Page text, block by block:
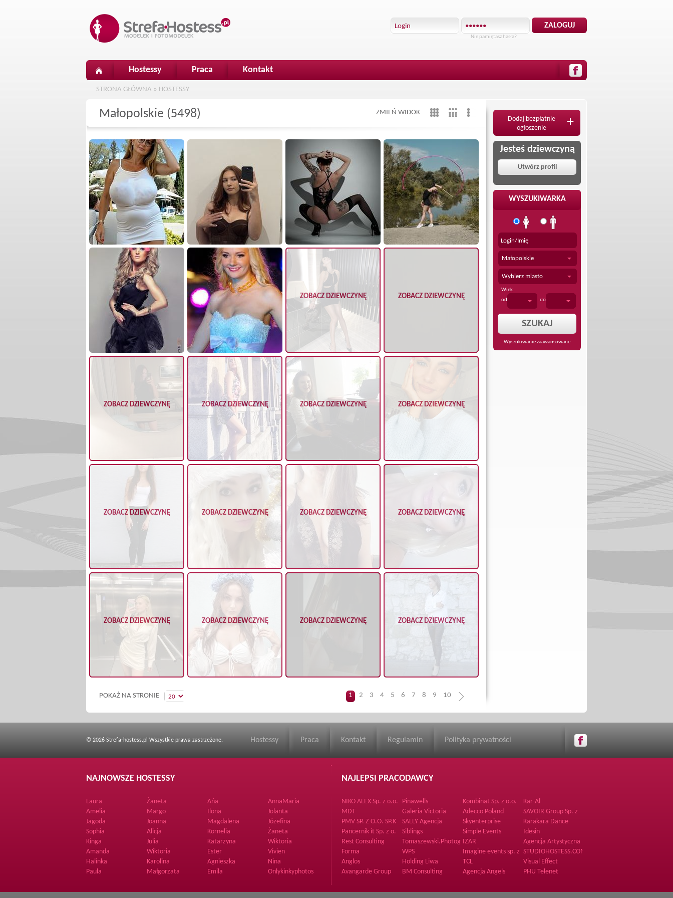
Nie pamiętasz hasła?
Hostessy Praca Kontakt
STRONA GŁÓWNA » HOSTESSY
Małopolskie (5498) ZMIEŃ WIDOK
ZOBACZ DZIEWCZYNĘ ZOBACZ DZIEWCZYNĘ
ZOBACZ DZIEWCZYNĘ ZOBACZ DZIEWCZYNĘ ZOBACZ DZIEWCZYNĘ ZOBACZ DZIEWCZYNĘ
ZOBACZ DZIEWCZYNĘ ZOBACZ DZIEWCZYNĘ ZOBACZ DZIEWCZYNĘ ZOBACZ DZIEWCZYNĘ
ZOBACZ DZIEWCZYNĘ ZOBACZ DZIEWCZYNĘ ZOBACZ DZIEWCZYNĘ ZOBACZ DZIEWCZYNĘ
POKAŻ NA STRONIE 1 2 3 4 5 6 7 8 9 10
Dodaj bezpłatnie
ogłoszenie
+
Jesteś dziewczyną
Utwórz profil
WYSZUKIWARKA
Małopolskie
Wybierz miasto
Wiek
od
do
Wyszukiwanie zaawansowane
© 2026 Strefa-hostess.pl Wszystkie prawa zastrzeżone. Hostessy Praca Kontakt Regulamin Polityka prywatności
NAJNOWSZE HOSTESSY
Laura Żaneta Ańa
AnnaMaria
Amelia
Margo Ilona
Jolanta
Jagoda
Joanna Magdalena
Józefina
Sophia
Alicja Kornelia
Żaneta
Kinga
Julia Katarzyna
Wiktoria
Amanda
Wiktoria Ester
Vivien
Halinka
Karolina Agnieszka
Nina
Paula
Małgorzata Emila Onlykinkyphotos
NAJLEPSI PRACODAWCY
NIKO ALEX Sp. z o.o. Pinawells
Kombinat Sp. z o.o.
Sp.k.
Kar-Al
MDT
Galeria Victoria Adecco Poland
SAVOIR Group Sp. z
o.o.
PMV SP. Z O.O. SP.K
SALLY Agencja
Hostess i
Promotorów
Skyenterprise
Karakara Dance
Recruitment Agency
Pancernik it Sp. z o.
o.
Siblings Simple Events
Idesin
Rest Consulting
Tomaszewski.Photography
IZAR
Agencja Artystyczna
BrzArt
Forma WPS
Imagine events sp. z
o.o.
STUDIOHOSTESS.COM
Anglos
Holding Liwa TCL
Visual Effect
Avangarde Group
BM Consulting Agencja Angels PHU Telenet